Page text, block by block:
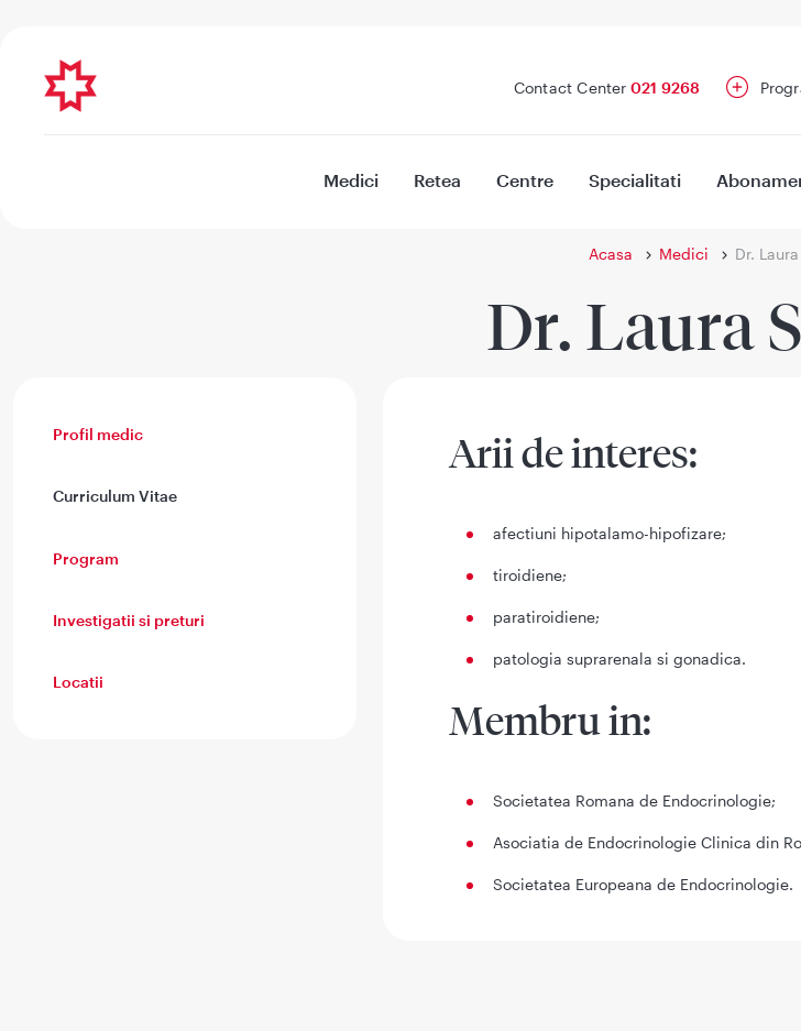
Contact Center 021 9268
Medici Retea Centre Specialitati
Acasa Medici Dr.
Dr. Laura
Profil medic
Curriculum Vitae
Program
Investigatii si preturi
Locatii
Arii de interes:
afectiuni hipotalamo-hipofizare;
tiroidiene;
paratiroidiene;
patologia suprarenala si gonadica.
Membru in:
Societatea Romana de Endocrinologie;
Asociatia de Endocrinologie Clinica din
Societatea Europeana de Endocrinologie.